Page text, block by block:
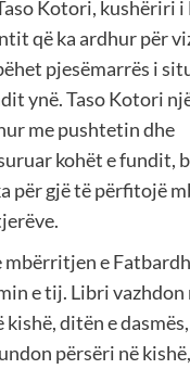
Kotori, kushëriri i
që ka ardhur për
pjesëmarrës i
ynë. Taso Kotori
me pushtetin dhe
kohët e fundit,
për gjë të përfitojë
mbërritjen e
e tij. Libri vazhdon
ditën e
përsëri në